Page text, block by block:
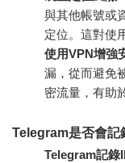
與其他帳號或
定位。這對使
使用VPN增強
漏，從而避免
密流量，有助
Telegram是否會記
Telegram記錄